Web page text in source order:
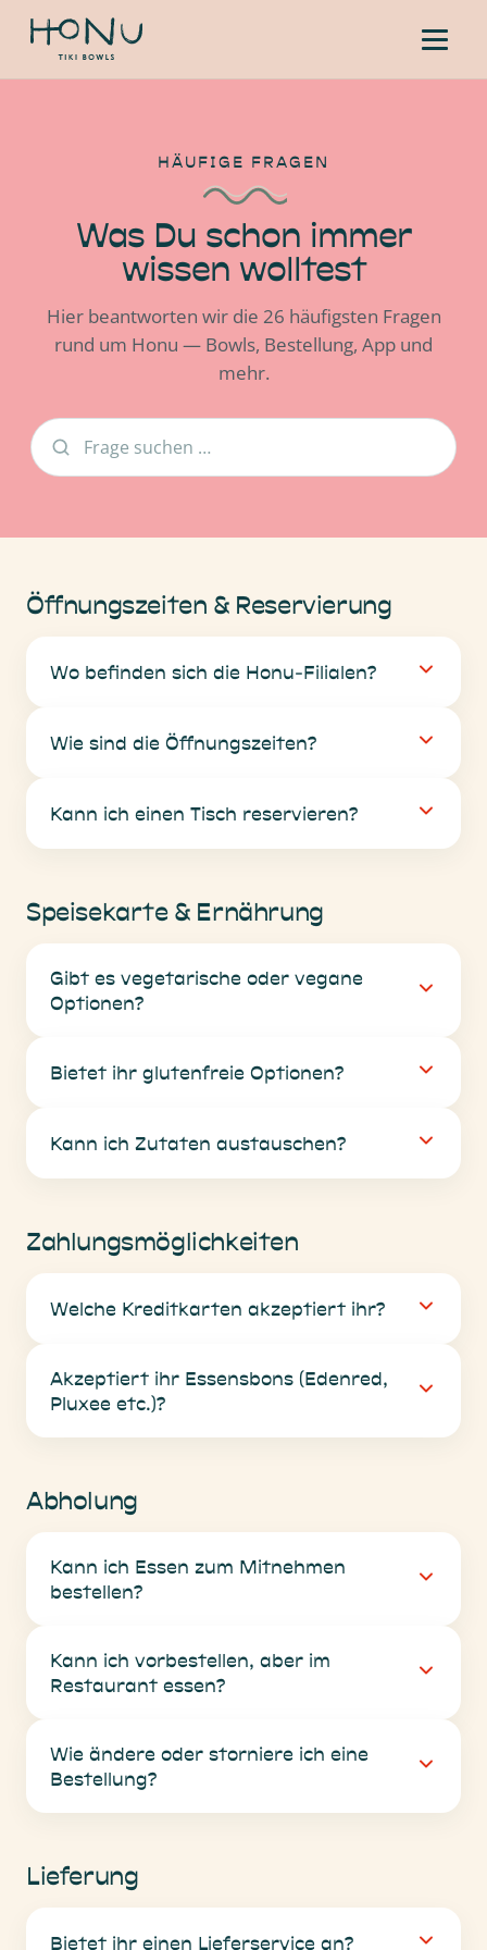
HÄUFIGE FRAGEN
Was Du schon immer
wissen wolltest
Hier beantworten wir die 26 häufigsten Fragen
rund um Honu — Bowls, Bestellung, App und
mehr.
Öffnungszeiten & Reservierung
Wo befinden sich die Honu-Filialen?
Wie sind die Öffnungszeiten?
Kann ich einen Tisch reservieren?
Speisekarte & Ernährung
Gibt es vegetarische oder vegane
Optionen?
Bietet ihr glutenfreie Optionen?
Kann ich Zutaten austauschen?
Zahlungsmöglichkeiten
Welche Kreditkarten akzeptiert ihr?
Akzeptiert ihr Essensbons (Edenred,
Pluxee etc.)?
Abholung
Kann ich Essen zum Mitnehmen
bestellen?
Kann ich vorbestellen, aber im
Restaurant essen?
Wie ändere oder storniere ich eine
Bestellung?
Lieferung
Bietet ihr einen Lieferservice an?